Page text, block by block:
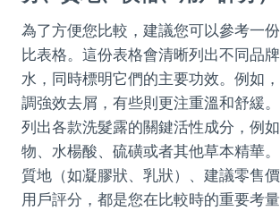
為了方便您比較，建議您可以參考一
比表格。這份表格會清晰列出不同品
水，同時標明它們的主要功效。例如
調強效去屑，有些則更注重溫和舒緩
列出各款洗髮露的關鍵活性成分，例
物、水楊酸、硫磺或者其他草本精華
質地（如凝膠狀、乳狀）、建議零售
用戶評分，都是您在比較時的重要考